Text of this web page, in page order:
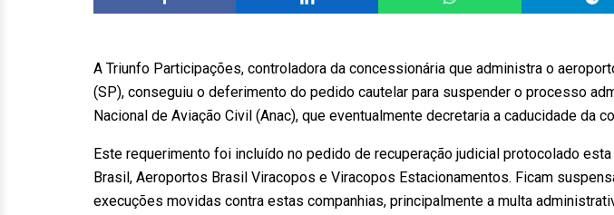
A Triunfo Participações, controladora da concessionária que administra o
(SP), conseguiu o deferimento do pedido cautelar para suspender o processo
Nacional de Aviação Civil (Anac), que eventualmente decretaria a caducidade da
Este requerimento foi incluído no pedido de recuperação judicial protocolado
Brasil, Aeroportos Brasil Viracopos e Viracopos Estacionamentos. Ficam
execuções movidas contra estas companhias, principalmente a multa